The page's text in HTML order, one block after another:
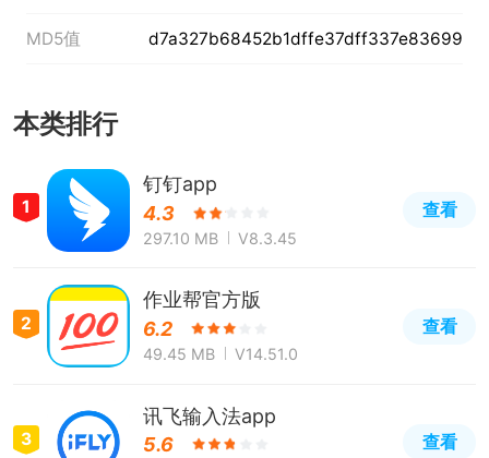
MD5值 d7a327b68452b1dffe37dff337e83699
本类排行
1
钉钉app
4.3
297.10 MB V8.3.45
查看
2
作业帮官方版
6.2
49.45 MB V14.51.0
查看
3
讯飞输入法app
5.6
查看